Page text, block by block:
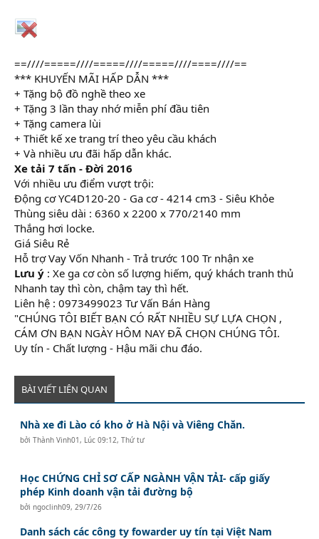
==////=====////=====////=====////====////==
*** KHUYẾN MÃI HẤP DẪN ***
+ Tặng bộ đồ nghề theo xe
+ Tặng 3 lần thay nhớ miễn phí đầu tiên
+ Tặng camera lùi
+ Thiết kế xe trang trí theo yêu cầu khách
+ Và nhiều ưu đãi hấp dẫn khác.
Xe tải 7 tấn - Đời 2016
Với nhiều ưu điểm vượt trội:
Động cơ YC4D120-20 - Ga cơ - 4214 cm3 - Siêu Khỏe
Thùng siêu dài : 6360 x 2200 x 770/2140 mm
Thắng hơi locke.
Giá Siêu Rẻ
Hỗ trợ Vay Vốn Nhanh - Trả trước 100 Tr nhận xe
Lưu ý : Xe ga cơ còn số lượng hiếm, quý khách tranh thủ
Nhanh tay thì còn, chậm tay thì hết.
Liên hệ : 0973499023 Tư Vấn Bán Hàng
"CHÚNG TÔI BIẾT BẠN CÓ RẤT NHIỀU SỰ LỰA CHỌN ,
CÁM ƠN BẠN NGÀY HÔM NAY ĐÃ CHỌN CHÚNG TÔI.
Uy tín - Chất lượng - Hậu mãi chu đáo.
BÀI VIẾT LIÊN QUAN
Nhà xe đi Lào có kho ở Hà Nội và Viêng Chăn.
bởiThành Vinh01 , Lúc 09:12, Thứ tư
Học CHỨNG CHỈ SƠ CẤP NGÀNH VẬN TẢI- cấp giấy
phép Kinh doanh vận tải đường bộ
bởingoclinh09, 29/7/26
Danh sách các công ty fowarder uy tín tại Việt Nam